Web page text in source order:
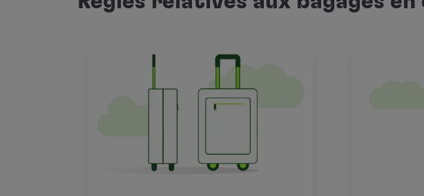
Location de voiture
Enregistrement
TAP Miles&Go
Programme TAP Miles&Go
Partenaires